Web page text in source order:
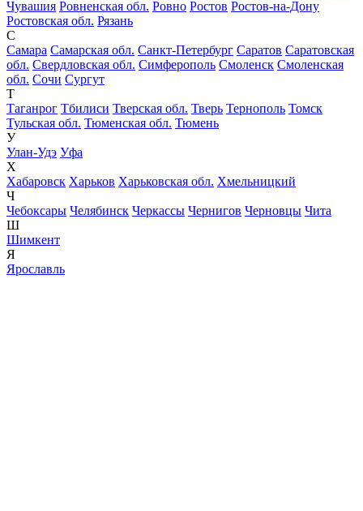
Чувашия Ровненская обл. Ровно Ростов Ростов-на-Дону
Ростовская обл. Рязань
С
Самара Самарская обл. Санкт-Петербург Саратов Саратовская
обл. Свердловская обл. Симферополь Смоленск Смоленская
обл. Сочи Сургут
Т
Таганрог Тбилиси Тверская обл. Тверь Тернополь Томск
Тульская обл. Тюменская обл. Тюмень
У
Улан-Удэ Уфа
Х
Хабаровск Харьков Харьковская обл. Хмельницкий
Ч
Чебоксары Челябинск Черкассы Чернигов Черновцы Чита
Ш
Шимкент
Я
Ярославль